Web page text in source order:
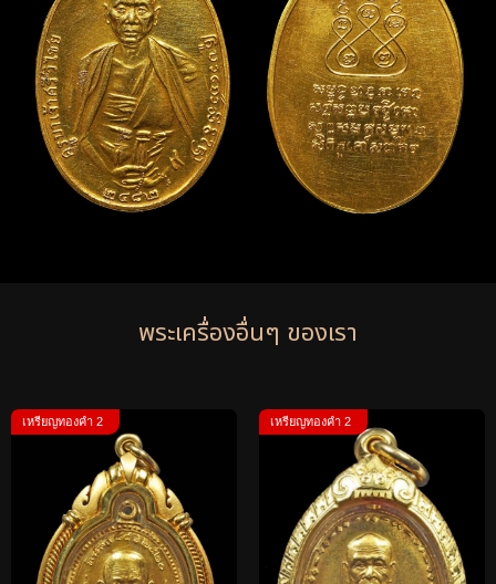
พระเครื่องอื่นๆ ของเรา
เหรียญทองคำ 2 เหรียญทองคำ 2